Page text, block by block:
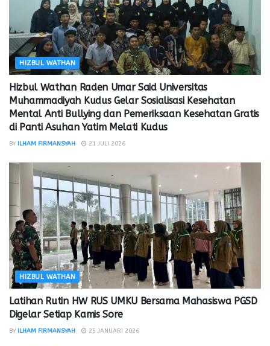
HIZBUL WATHAN
Hizbul Wathan Raden Umar Said Universitas
Muhammadiyah Kudus Gelar Sosialisasi Kesehatan
Mental Anti Bullying dan Pemeriksaan Kesehatan Gratis
di Panti Asuhan Yatim Melati Kudus
BY ILHAM FIRMANSYAH 21 JULI 2026
HIZBUL WATHAN
Latihan Rutin HW RUS UMKU Bersama Mahasiswa PGSD
Digelar Setiap Kamis Sore
BY ILHAM FIRMANSYAH 25 JANUARI 2026